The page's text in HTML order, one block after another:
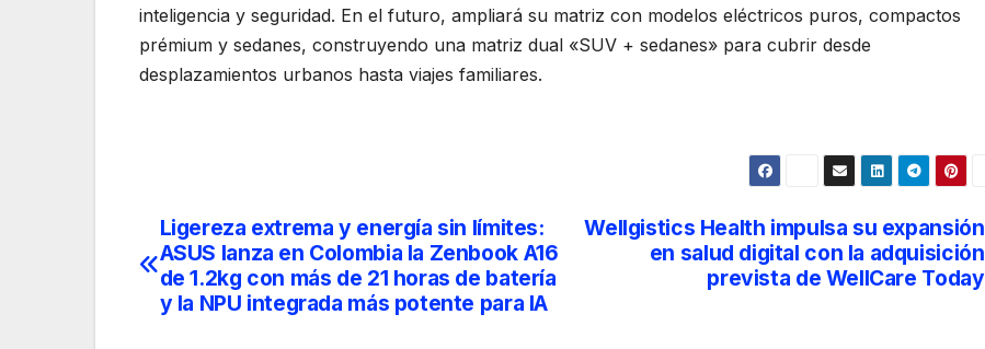
inteligencia y seguridad. En el futuro, ampliará su matriz con modelos eléctricos puros, compactos
prémium y sedanes, construyendo una matriz dual «SUV + sedanes» para cubrir desde
desplazamientos urbanos hasta viajes familiares.
Navegación
de
entradas
Wellgistics Health impulsa su expansión
en salud digital con la adquisición
prevista de WellCare Today
Ligereza extrema y energía sin límites:
ASUS lanza en Colombia la Zenbook A16
de 1.2kg con más de 21 horas de batería
y la NPU integrada más potente para IA